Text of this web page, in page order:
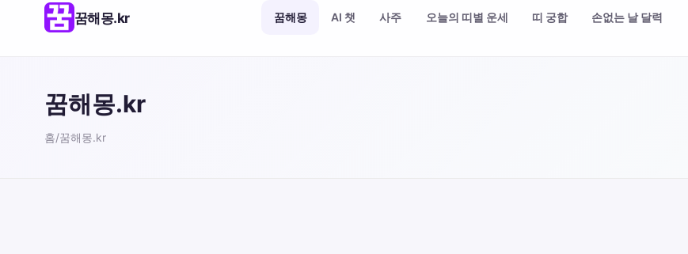
꿈해몽.kr 꿈해몽 AI 챗 사주 오늘의 띠별 운세 띠 궁합 손없는 날 달력
꿈해몽.kr
홈/꿈해몽.kr